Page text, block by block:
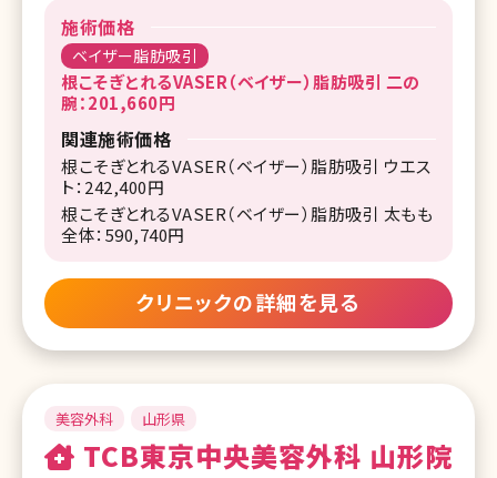
施術価格
ベイザー脂肪吸引
根こそぎとれるVASER（ベイザー）脂肪吸引 二の
腕：201,660円
関連施術価格
根こそぎとれるVASER（ベイザー）脂肪吸引 ウエス
ト：242,400円
根こそぎとれるVASER（ベイザー）脂肪吸引 太もも
全体：590,740円
クリニックの詳細を見る
美容外科 山形県
TCB東京中央美容外科 山形院